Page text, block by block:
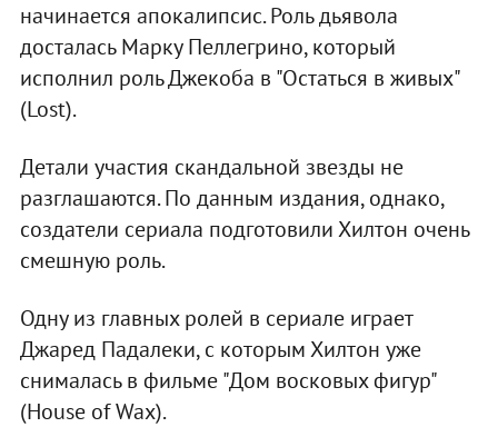
начинается апокалипсис. Роль дьявола
досталась Марку Пеллегрино, который
исполнил роль Джекоба в "Остаться в живых"
(Lost).
Детали участия скандальной звезды не
разглашаются. По данным издания, однако,
создатели сериала подготовили Хилтон очень
смешную роль.
Одну из главных ролей в сериале играет
Джаред Падалеки, с которым Хилтон уже
снималась в фильме "Дом восковых фигур"
(House of Wax).